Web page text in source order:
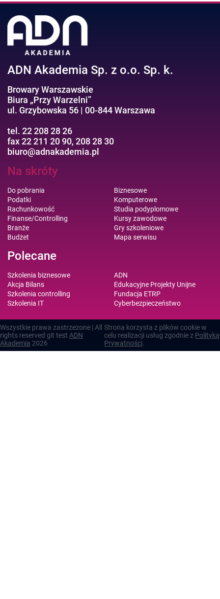
ADN Akademia Sp. z o.o. Sp. k.
Browary Warszawskie
Biura „Przy Warzelni”
ul. Grzybowska 56 | 00-844 Warszawa
tel. 22 208 28 26
fax 22 211 20 90, 208 28 30
biuro@adnakademia.pl
Na skróty
Do pobrania
Podatki
Rachunkowość
Finanse/Controlling
Branże
Budżet
Biznesowe
Komputerowe
Studia podyplomowe
Kursy zawodowe
Gry szkoleniowe
Mapa serwisu
Polecane
Szkolenia biznesowe
Akcja Bilans
Szkolenia controlling
Szkolenia IT
ADN
Edukacyjne Projekty Unijne
Fundacja ETRP
Cyberbezpieczeństwo
Wszystkie prawa zastrzezone | All
rights reserved git test ADN
Akademia 2026
Strona korzysta z plików cookie w
celu realizacji usług zgodnie z Polityką
Prywatności.